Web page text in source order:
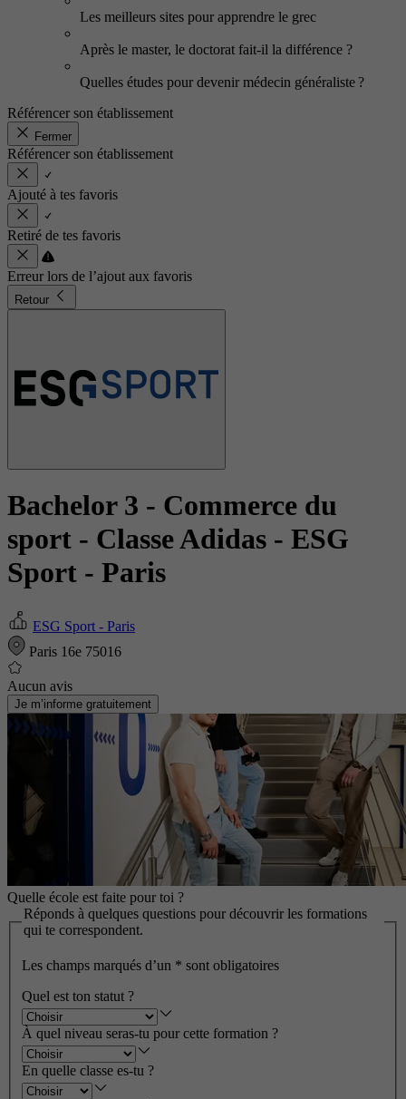
Les meilleurs sites pour apprendre le grec
Après le master, le doctorat fait-il la différence ?
Quelles études pour devenir médecin généraliste ?
Référencer son établissement
Fermer
Référencer son établissement
Ajouté à tes favoris
Retiré de tes favoris
Erreur lors de l’ajout aux favoris
Retour
Bachelor 3 - Commerce du
sport - Classe Adidas - ESG
Sport - Paris
ESG Sport - Paris
Paris 16e 75016
Aucun avis
Je m’informe gratuitement
Quelle école est faite pour toi ?
Réponds à quelques questions pour découvrir les formations
qui te correspondent.
Les champs marqués d’un * sont obligatoires
Quel est ton statut ?
À quel niveau seras-tu pour cette formation ?
En quelle classe es-tu ?